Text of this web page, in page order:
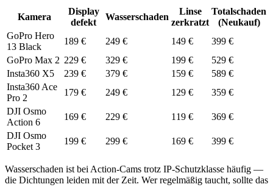
Kamera
Display
defekt
Wasserschaden
Linse
zerkratzt
Totalschaden
(Neukauf)
GoPro Hero
13 Black
189 € 249 € 149 €
399 €
GoPro Max 2 229 € 329 € 199 €
529 €
Insta360 X5
239 € 379 € 159 €
589 €
Insta360 Ace
Pro 2
179 € 249 € 129 €
359 €
DJI Osmo
Action 6
169 € 229 € 119 €
369 €
DJI Osmo
Pocket 3
199 € 299 € 169 € 399 €
Wasserschaden ist bei Action-Cams trotz IP-Schutzklasse häufig —
die Dichtungen leiden mit der Zeit. Wer regelmäßig taucht, sollte das